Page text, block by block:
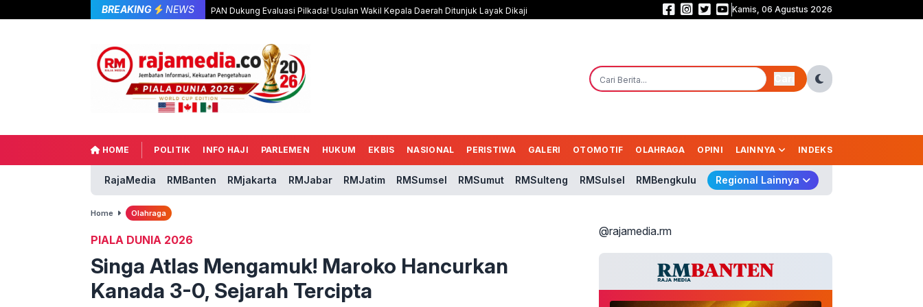
BREAKING NEWS PAN Dukung Evaluasi Pilkada! Usulan Wakil Kepala Daerah Ditunjuk Layak Dikaji FINAL PANAS! Persib Dijagokan Angkat Trofi, Persebaya Siap Bikin Kejutan
Kamis, 06 Agustus 2026
HOME POLITIK INFO HAJI PARLEMEN HUKUM EKBIS NASIONAL PERISTIWA GALERI OTOMOTIF OLAHRAGA OPINI LAINNYA INDEKS
RajaMedia RMBanten RMjakarta RMJabar RMJatim RMSumsel RMSumut RMSulteng RMSulsel RMBengkulu Regional Lainnya
Home Olahraga
PIALA DUNIA 2026
Singa Atlas Mengamuk! Maroko Hancurkan
Kanada 3-0, Sejarah Tercipta
@rajamedia.rm